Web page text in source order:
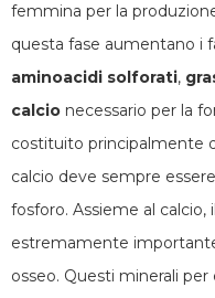
femmina per la
questa fase aumentano i
aminoacidi solforati,
calcio necessario per la
costituito principalmente
calcio deve sempre
fosforo. Assieme al calcio, il
estremamente
osseo. Questi minerali